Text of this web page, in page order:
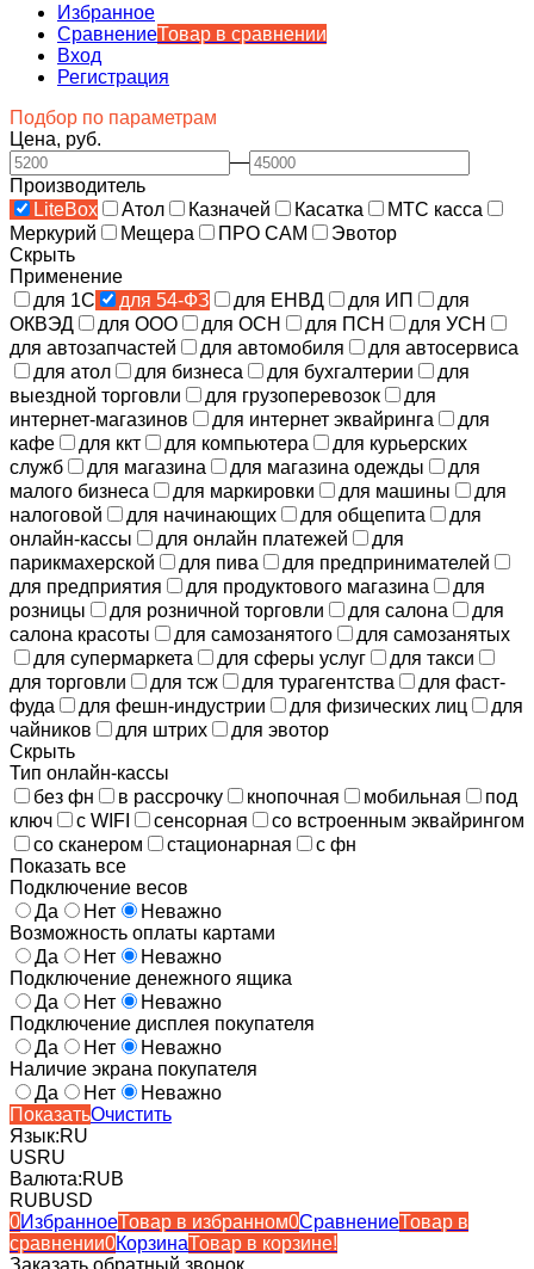
Избранное
СравнениеТовар в сравнении
Вход
Регистрация
Подбор по параметрам
Цена, руб.
—
Производитель
LiteBox
Атол Казначей Касатка
МТС касса
Меркурий
Мещера ПРО САМ
Эвотор
Скрыть
Применение
для 1С
для 54-ФЗ для ЕНВД для ИП
для
ОКВЭД
для ООО для ОСН для ПСН
для УСН
для автозапчастей
для автомобиля
для автосервиса
для атол
для бизнеса для бухгалтерии
для
выездной торговли
для грузоперевозок
для
интернет-магазинов
для интернет эквайринга
для
кафе
для ккт для компьютера
для курьерских
служб
для магазина для магазина одежды
для
малого бизнеса
для маркировки для машины
для
налоговой
для начинающих для общепита
для
онлайн-кассы
для онлайн платежей
для
парикмахерской
для пива
для предпринимателей
для предприятия
для продуктового магазина
для
розницы
для розничной торговли для салона
для
салона красоты
для самозанятого
для самозанятых
для супермаркета
для сферы услуг
для такси
для торговли
для тсж для турагентства
для фаст-
фуда
для фешн-индустрии для физических лиц
для
чайников
для штрих
для эвотор
Скрыть
Тип онлайн-кассы
без фн
в рассрочку кнопочная мобильная
под
ключ
с WIFI сенсорная
со встроенным эквайрингом
со сканером
стационарная
с фн
Показать все
Подключение весов
Да
Нет
Неважно
Возможность оплаты картами
Да
Нет
Неважно
Подключение денежного ящика
Да
Нет
Неважно
Подключение дисплея покупателя
Да
Нет
Неважно
Наличие экрана покупателя
Да
Нет
Неважно
ПоказатьОчистить
Язык:RU
USRU
Валюта:RUB
RUBUSD
0ИзбранноеТовар в избранном0СравнениеТовар в
сравнении0КорзинаТовар в корзине!
Заказать обратный звонок